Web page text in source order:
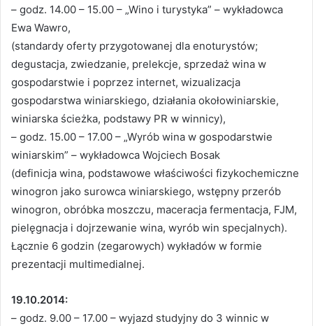
– godz. 14.00 – 15.00 – „Wino i turystyka” – wykładowca
Ewa Wawro,
(standardy oferty przygotowanej dla enoturystów;
degustacja, zwiedzanie, prelekcje, sprzedaż wina w
gospodarstwie i poprzez internet, wizualizacja
gospodarstwa winiarskiego, działania okołowiniarskie,
winiarska ścieżka, podstawy PR w winnicy),
– godz. 15.00 – 17.00 – „Wyrób wina w gospodarstwie
winiarskim” – wykładowca Wojciech Bosak
(definicja wina, podstawowe właściwości fizykochemiczne
winogron jako surowca winiarskiego, wstępny przerób
winogron, obróbka moszczu, maceracja fermentacja, FJM,
pielęgnacja i dojrzewanie wina, wyrób win specjalnych).
Łącznie 6 godzin (zegarowych) wykładów w formie
prezentacji multimedialnej.
19.10.2014:
– godz. 9.00 – 17.00 – wyjazd studyjny do 3 winnic w